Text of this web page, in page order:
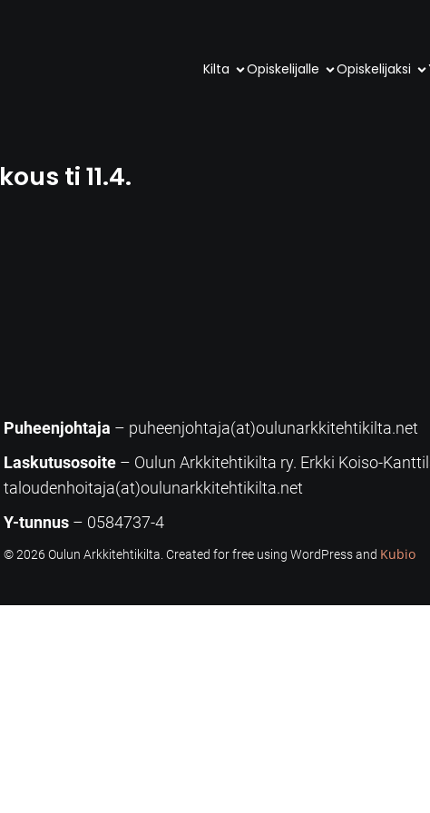
Kilta Opiskelijalle Opiskelijaksi
ti 11.4.
Puheenjohtaja – puheenjohtaja(at)oulunarkkitehtikilta.net
Laskutusosoite – Oulun Arkkitehtikilta ry. Erkki Koiso-
taloudenhoitaja(at)oulunarkkitehtikilta.net
Y-tunnus – 0584737-4
© 2026 Oulun Arkkitehtikilta. Created for free using WordPress and Kubio